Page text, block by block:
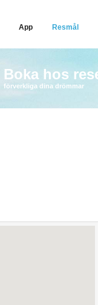
App Resmål
Boka hos
förverkliga dina drömmar